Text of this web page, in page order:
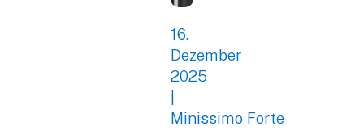
16.
Dezember
2025
Minissimo Forte